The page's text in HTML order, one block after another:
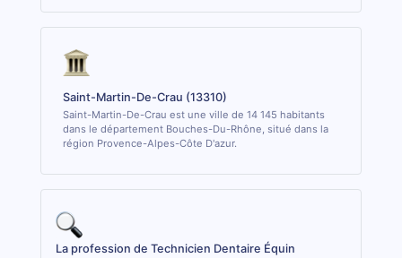
Saint-Martin-De-Crau (13310)
Saint-Martin-De-Crau est une ville de 14 145 habitants
dans le département Bouches-Du-Rhône, situé dans la
région Provence-Alpes-Côte D'azur.
La profession de Technicien Dentaire Équin